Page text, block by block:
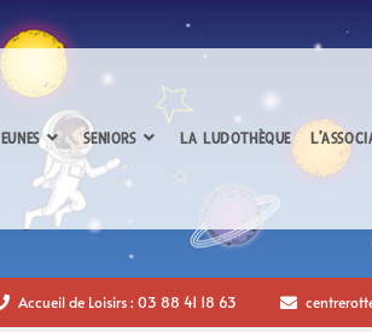
SENIORS LA LUDOTHÈQUE
Accueil de Loisirs : 03 88 41 18 63